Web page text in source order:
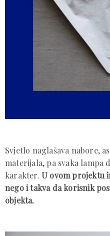
Svjetlo naglašava nabore,
materijala, pa svaka lampa
karakter. U ovom projektu
nego i takva da korisnik
objekta.